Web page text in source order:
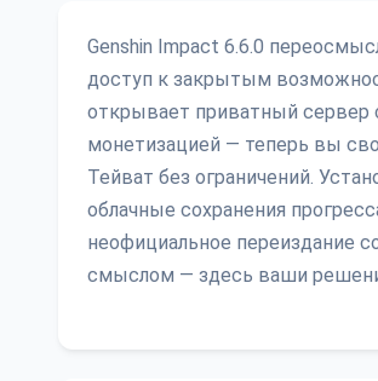
Genshin Impact 6.6.0
доступ к закрытым
открывает приватный
монетизацией — теперь вы
Тейват без ограничений.
облачные сохранения
неофициальное переиздание
смыслом — здесь ваши